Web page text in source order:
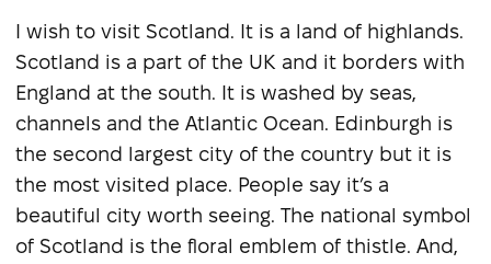
I wish to visit Scotland. It is a land of highlands.
Scotland is a part of the UK and it borders with
England at the south. It is washed by seas,
channels and the Atlantic Ocean. Edinburgh is
the second largest city of the country but it is
the most visited place. People say it’s a
beautiful city worth seeing. The national symbol
of Scotland is the floral emblem of thistle. And,